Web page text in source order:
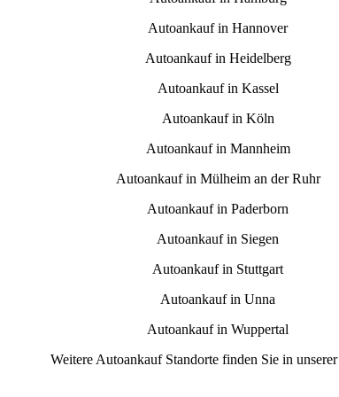
Autoankauf in Hannover
Autoankauf in Heidelberg
Autoankauf in Kassel
Autoankauf in Köln
Autoankauf in Mannheim
Autoankauf in Mülheim an der Ruhr
Autoankauf in Paderborn
Autoankauf in Siegen
Autoankauf in Stuttgart
Autoankauf in Unna
Autoankauf in Wuppertal
Weitere Autoankauf Standorte finden Sie in unserer